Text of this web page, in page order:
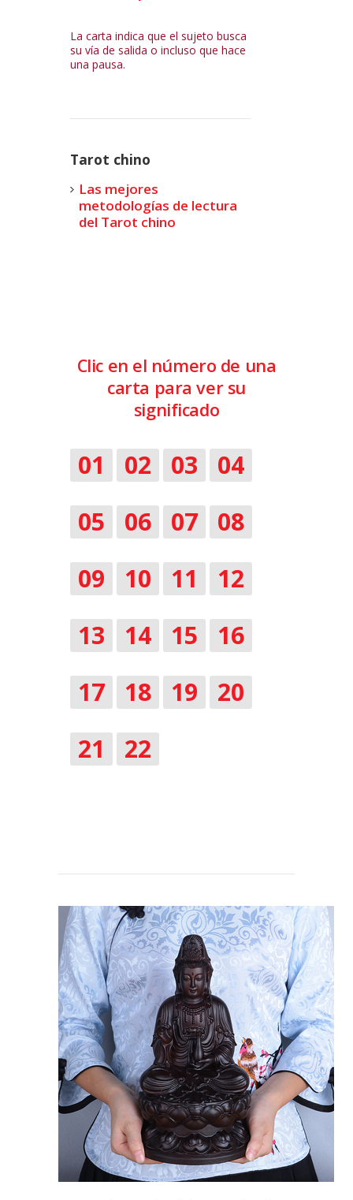
La carta indica que el sujeto busca
su vía de salida o incluso que hace
una pausa.
Tarot chino
Las mejores
metodologías de lectura
del Tarot chino
Clic en el número de una
carta para ver su
significado
01 02 03
04
05
06 07
08
09
10 11
12
13
14 15
16
17
18 19
20
21
22